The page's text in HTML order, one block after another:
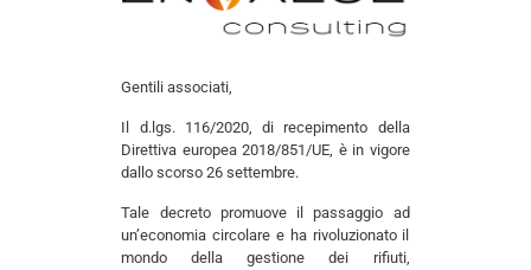
Gentili associati,
Il d.lgs. 116/2020, di recepimento della
Direttiva europea 2018/851/UE, è in vigore
dallo scorso 26 settembre.
Tale decreto promuove il passaggio ad
un’economia circolare e ha rivoluzionato il
mondo della gestione dei rifiuti,